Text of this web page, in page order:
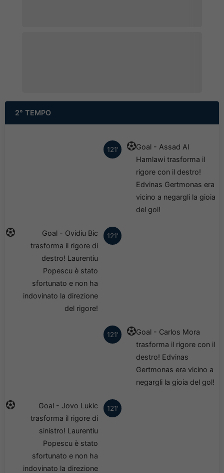
2° TEMPO
121'
Goal - Assad Al
Hamlawi trasforma il
rigore con il destro!
Edvinas Gertmonas era
vicino a negargli la gioia
del gol!
121'
Goal - Ovidiu Bic
trasforma il rigore di
destro! Laurentiu
Popescu è stato
sfortunato e non ha
indovinato la direzione
del rigore!
121'
Goal - Carlos Mora
trasforma il rigore con il
destro! Edvinas
Gertmonas era vicino a
negargli la gioia del gol!
121'
Goal - Jovo Lukic
trasforma il rigore di
sinistro! Laurentiu
Popescu è stato
sfortunato e non ha
indovinato la direzione